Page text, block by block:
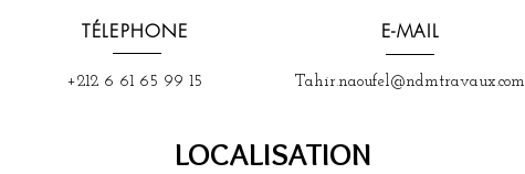
TÉLEPHONE
+212 6 61 65 99 15
E-MAIL
Tahir.naoufel@ndmtravaux.com
LOCALISATION